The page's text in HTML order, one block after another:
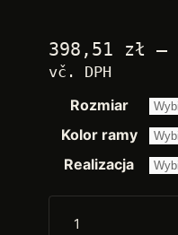
398,51 zł –
vč. DPH
Rozmiar
Kolor ramy
Realizacja